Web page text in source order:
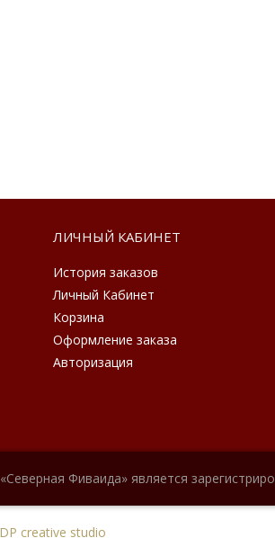
ЛИЧНЫЙ КАБИНЕТ
История заказов
Личный Кабинет
Корзина
Оформление заказа
Авторизация
Фиваида» является
DP creative studio